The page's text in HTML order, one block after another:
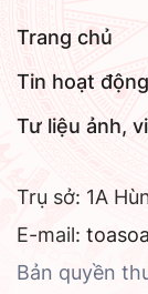
Trang chủ
Tin hoạt động
Tư liệu ảnh,
Trụ sở: 1A
E-mail:
Bản quyền